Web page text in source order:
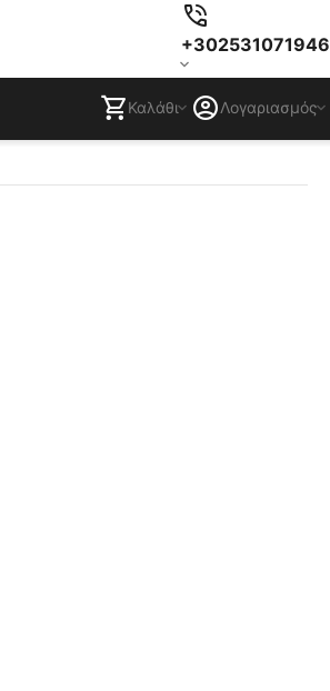
+302531071946
Καλάθι Λογαριασμός